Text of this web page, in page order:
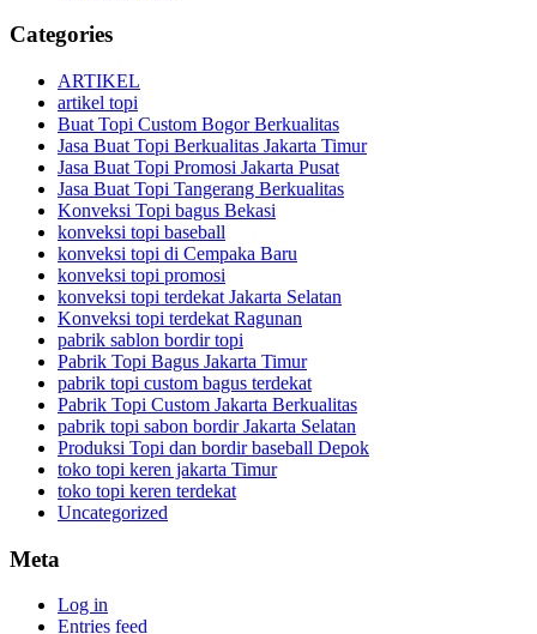
Categories
ARTIKEL
artikel topi
Buat Topi Custom Bogor Berkualitas
Jasa Buat Topi Berkualitas Jakarta Timur
Jasa Buat Topi Promosi Jakarta Pusat
Jasa Buat Topi Tangerang Berkualitas
Konveksi Topi bagus Bekasi
konveksi topi baseball
konveksi topi di Cempaka Baru
konveksi topi promosi
konveksi topi terdekat Jakarta Selatan
Konveksi topi terdekat Ragunan
pabrik sablon bordir topi
Pabrik Topi Bagus Jakarta Timur
pabrik topi custom bagus terdekat
Pabrik Topi Custom Jakarta Berkualitas
pabrik topi sabon bordir Jakarta Selatan
Produksi Topi dan bordir baseball Depok
toko topi keren jakarta Timur
toko topi keren terdekat
Uncategorized
Meta
Log in
Entries feed